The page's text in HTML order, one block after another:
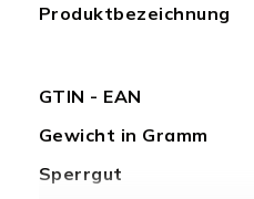
Produktbezeichnung
GTIN - EAN
Gewicht in Gramm
Sperrgut